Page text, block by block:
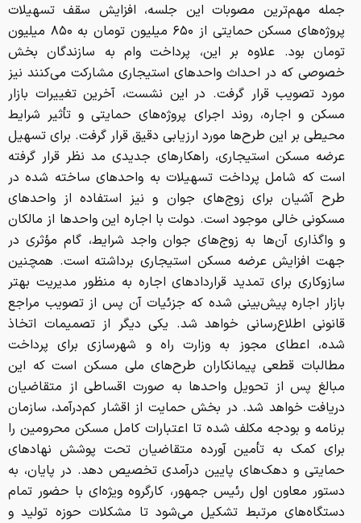
جمله مهم‌ترین مصوبات این جلسه، افزایش سقف تسهیلات
پروژه‌های مسکن حمایتی از ۶۵۰ میلیون تومان به ۸۵۰ میلیون
تومان بود. علاوه بر این، پرداخت وام به سازندگان بخش
خصوصی که در احداث واحدهای استیجاری مشارکت می‌کنند نیز
مورد تصویب قرار گرفت. در این نشست، آخرین تغییرات بازار
مسکن و اجاره، روند اجرای پروژه‌های حمایتی و تأثیر شرایط
محیطی بر این طرح‌ها مورد ارزیابی دقیق قرار گرفت. برای تسهیل
عرضه مسکن استیجاری، راهکارهای جدیدی مد نظر قرار گرفته
است که شامل پرداخت تسهیلات به واحدهای ساخته شده در
طرح آشیان برای زوج‌های جوان و نیز استفاده از واحدهای
مسکونی خالی موجود است. دولت با اجاره این واحدها از مالکان
و واگذاری آن‌ها به زوج‌های جوان واجد شرایط، گام مؤثری در
جهت افزایش عرضه مسکن استیجاری برداشته است. همچنین
سازوکاری برای تمدید قراردادهای اجاره به منظور مدیریت بهتر
بازار اجاره پیش‌بینی شده که جزئیات آن پس از تصویب مراجع
قانونی اطلاع‌رسانی خواهد شد. یکی دیگر از تصمیمات اتخاذ
شده، اعطای مجوز به وزارت راه و شهرسازی برای پرداخت
مطالبات قطعی پیمانکاران طرح‌های ملی مسکن است که این
مبالغ پس از تحویل واحدها به صورت اقساطی از متقاضیان
دریافت خواهد شد. در بخش حمایت از اقشار کم‌درآمد، سازمان
برنامه و بودجه مکلف شده تا اعتبارات کامل مسکن محرومین را
برای کمک به تأمین آورده متقاضیان تحت پوشش نهادهای
حمایتی و دهک‌های پایین درآمدی تخصیص دهد. در پایان، به
دستور معاون اول رئیس جمهور، کارگروه ویژه‌ای با حضور تمام
دستگاه‌های مرتبط تشکیل می‌شود تا مشکلات حوزه تولید و